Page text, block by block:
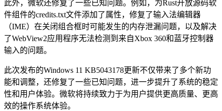
此外，微软还修复了一些已知问题。例如，为Rust开放源码软
件组件的credits.txt文件添加了属性，修复了输入法编辑器
（IME）在关闭组合框时可能发生的内存泄漏问题，以及解决
了WebView2应用程序无法检测到来自Xbox 360和蓝牙控制器
输入的问题。
此次发布的Windows 11 KB5043178更新不仅带来了多个新功
能和调整，还修复了一些已知问题，进一步提升了系统的稳定
性和用户体验。微软将持续致力于为用户提供更高质量、更高
效的操作系统体验。